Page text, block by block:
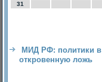
31
МИД РФ: политики
откровенную ложь